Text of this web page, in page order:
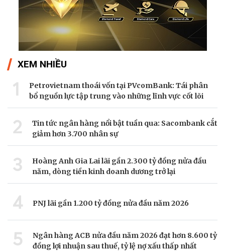
XEM NHIỀU
1
Petrovietnam thoái vốn tại PVcomBank: Tái phân
bổ nguồn lực tập trung vào những lĩnh vực cốt lõi
2
Tin tức ngân hàng nổi bật tuần qua: Sacombank cắt
giảm hơn 3.700 nhân sự
3
Hoàng Anh Gia Lai lãi gần 2.300 tỷ đồng nửa đầu
năm, dòng tiền kinh doanh dương trở lại
4 PNJ lãi gần 1.200 tỷ đồng nửa đầu năm 2026
5
Ngân hàng ACB nửa đầu năm 2026 đạt hơn 8.600 tỷ
đồng lợi nhuận sau thuế, tỷ lệ nợ xấu thấp nhất